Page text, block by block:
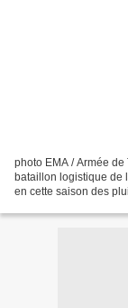
photo EMA / Armée
bataillon logistique de
en cette saison des